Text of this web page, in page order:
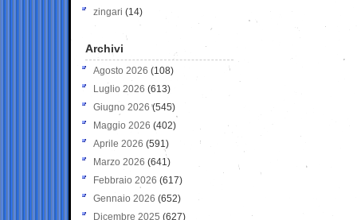
zingari (14)
Archivi
Agosto 2026 (108)
Luglio 2026 (613)
Giugno 2026 (545)
Maggio 2026 (402)
Aprile 2026 (591)
Marzo 2026 (641)
Febbraio 2026 (617)
Gennaio 2026 (652)
Dicembre 2025 (627)